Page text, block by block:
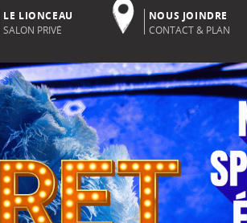
LE LIONCEAU
SALON PRIVÉ
NOUS JOINDRE
CONTACT & PLAN